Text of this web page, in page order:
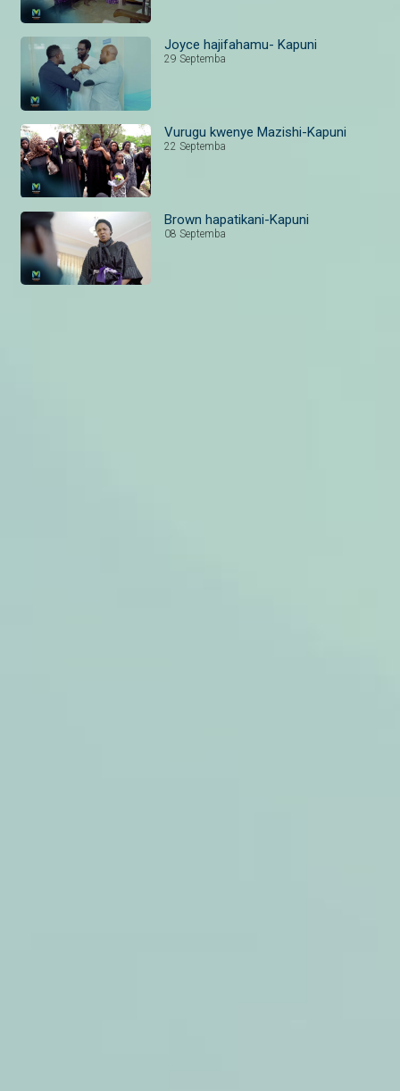
Joyce hajifahamu- Kapuni
29 Septemba
Vurugu kwenye Mazishi-Kapuni
22 Septemba
Brown hapatikani-Kapuni
08 Septemba